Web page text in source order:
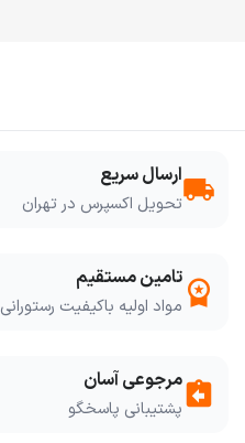
local_shippingارسال سریع
تحویل اکسپرس در تهران
workspace_premium تامین مستقیم
مواد اولیه باکیفیت رستورانی
assignment_returnمرجوعی آسان
پشتیبانی پاسخگو